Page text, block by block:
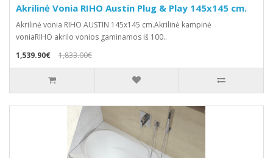
Akrilinė Vonia RIHO Austin Plug & Play 145x145 cm.
Akrilinė vonia RIHO AUSTIN 145x145 cm.Akrilinė kampinė
voniaRIHO akrilo vonios gaminamos iš 100..
1,539.90€
1,833.00€